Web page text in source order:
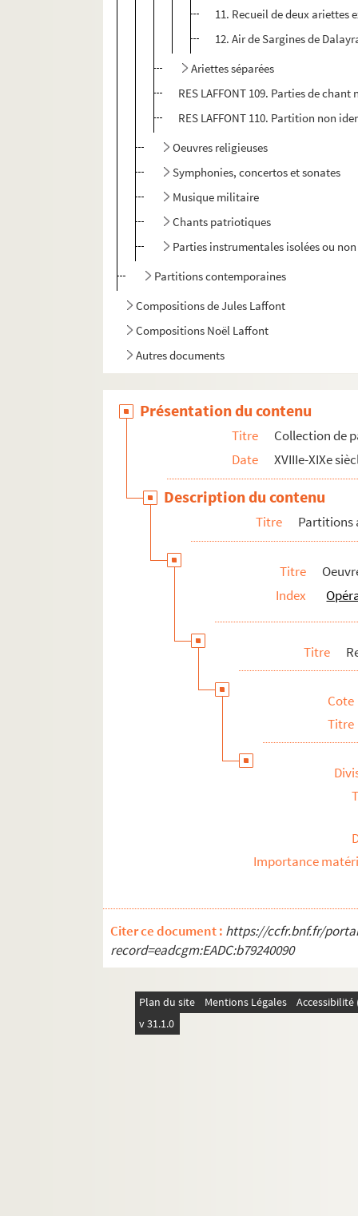
11. Recueil de deux ariettes
12. Air de Sargines de
Ariettes séparées
RES LAFFONT 109. Parties de
RES LAFFONT 110. Partition non
Oeuvres religieuses
Symphonies, concertos et sonates
Musique militaire
Chants patriotiques
Parties instrumentales isolées ou
Partitions contemporaines
Compositions de Jules Laffont
Compositions Noël Laffont
Autres documents
Présentation du contenu
Titre
Collection de
Date
XVIIIe-XIXe
Description du contenu
Titre Partitions
Titre
Index
Titre
Cote
Titre
Importance
Citer ce document : https://ccfr.bnf.fr/
record=eadcgm:EADC:b79240090
Plan du site Mentions Légales
v 31.1.0